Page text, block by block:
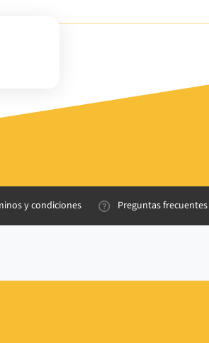
y condiciones Preguntas frecuentes